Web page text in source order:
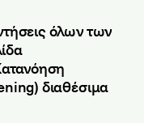
όλων των
διαθέσιμα